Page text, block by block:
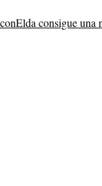
Elda consigue una